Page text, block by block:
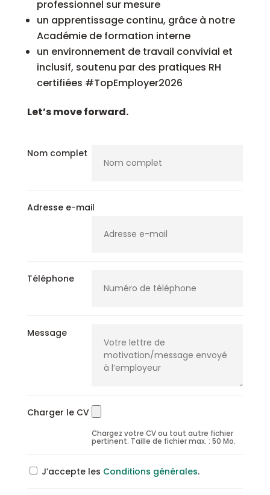
professionnel sur mesure
un apprentissage continu, grâce à notre
Académie de formation interne
un environnement de travail convivial et
inclusif, soutenu par des pratiques RH
certifiées #TopEmployer2026
Let’s move forward.
Nom complet
Adresse e-mail
Téléphone
Message
Charger le CV
Chargez votre CV ou tout autre fichier
pertinent. Taille de fichier max. : 50 Mo.
J’accepte les Conditions générales.